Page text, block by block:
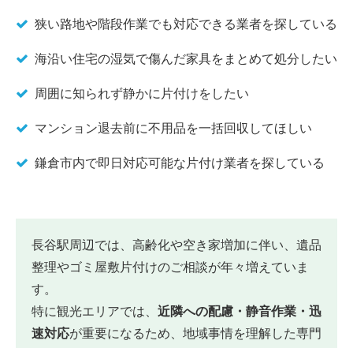
狭い路地や階段作業でも対応できる業者を探している
海沿い住宅の湿気で傷んだ家具をまとめて処分したい
周囲に知られず静かに片付けをしたい
マンション退去前に不用品を一括回収してほしい
鎌倉市内で即日対応可能な片付け業者を探している
長谷駅周辺では、高齢化や空き家増加に伴い、遺品
整理やゴミ屋敷片付けのご相談が年々増えていま
す。
特に観光エリアでは、 近隣への配慮・静音作業・迅
速対応が重要になるため、地域事情を理解した専門